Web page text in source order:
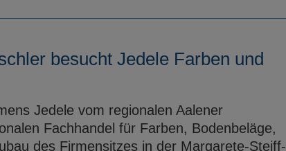
besucht Jedele Farben und
Jedele vom regionalen Aalener
Fachhandel für Farben, Bodenbeläge,
des Firmensitzes in der Margarete-Steiff-